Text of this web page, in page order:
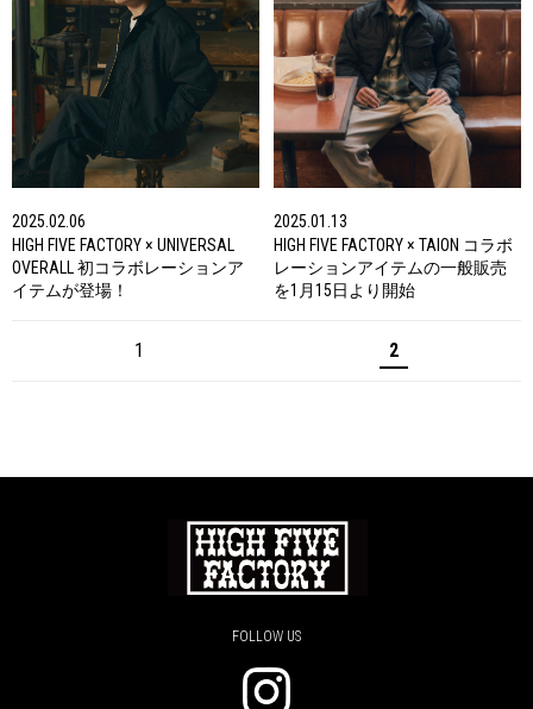
2025.02.06
HIGH FIVE FACTORY × UNIVERSAL
OVERALL 初コラボレーションア
イテムが登場！
2025.01.13
HIGH FIVE FACTORY × TAION コラボ
レーションアイテムの一般販売
を1月15日より開始
1 2
FOLLOW US